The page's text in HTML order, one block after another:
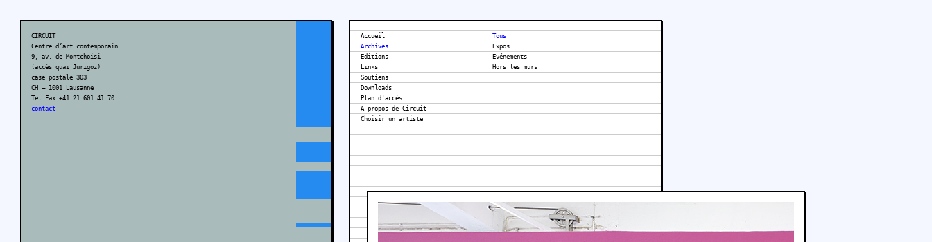
CIRCUIT
Centre d’art contemporain
9, av. de Montchoisi
(accès quai Jurigoz)
case postale 303
CH – 1001 Lausanne
Tel Fax +41 21 601 41 70
contact
Accueil
Archives
Editions
Links
Soutiens
Downloads
Plan d'accès
A propos de Circuit
Tous
Expos
Evénements
Hors les murs